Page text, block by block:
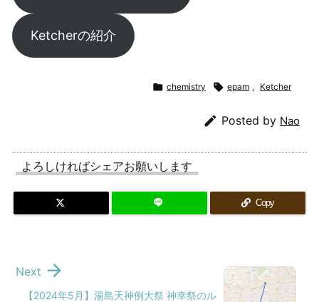
Ketcherの紹介
 chemistry  epam , Ketcher
 Posted by Nao
よろしければシェアお願いします
Copy
【2024年5月】湯島天神例大祭 神幸祭のル

Next